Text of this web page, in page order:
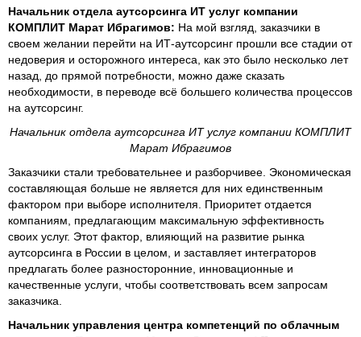
Начальник отдела аутсорсинга ИТ услуг компании
КОМПЛИТ Марат Ибрагимов: На мой взгляд, заказчики в
своем желании перейти на ИТ-аутсорсинг прошли все стадии от
недоверия и осторожного интереса, как это было несколько лет
назад, до прямой потребности, можно даже сказать
необходимости, в переводе всё большего количества процессов
на аутсорсинг.
Начальник отдела аутсорсинга ИТ услуг компании КОМПЛИТ
Марат Ибрагимов
Заказчики стали требовательнее и разборчивее. Экономическая
составляющая больше не является для них единственным
фактором при выборе исполнителя. Приоритет отдается
компаниям, предлагающим максимальную эффективность
своих услуг. Этот фактор, влияющий на развитие рынка
аутсорсинга в России в целом, и заставляет интеграторов
предлагать более разносторонние, инновационные и
качественные услуги, чтобы соответствовать всем запросам
заказчика.
Начальник управления центра компетенций по облачным